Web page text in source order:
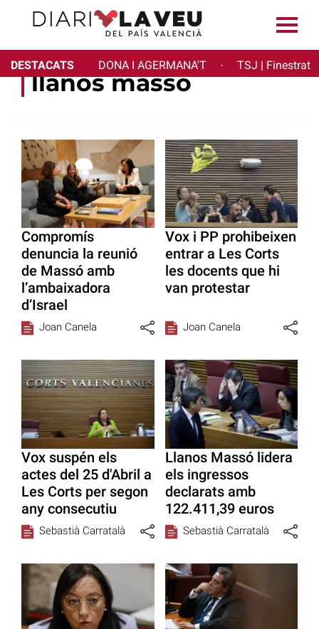
DESTACATS DONA I AGERMANA'T · TSJ | Finestrat
llanos massó
Compromís
denuncia la reunió
de Massó amb
l’ambaixadora
d’Israel
Joan Canela
Vox i PP prohibeixen
entrar a Les Corts
les docents que hi
van protestar
Joan Canela
Vox suspén els
actes del 25 d'Abril a
Les Corts per segon
any consecutiu
Sebastià Carratalà
Llanos Massó lidera
els ingressos
declarats amb
122.411,39 euros
Sebastià Carratalà